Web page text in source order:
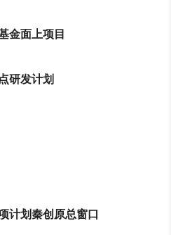
金面上项目
研发计划
计划秦创原总窗口